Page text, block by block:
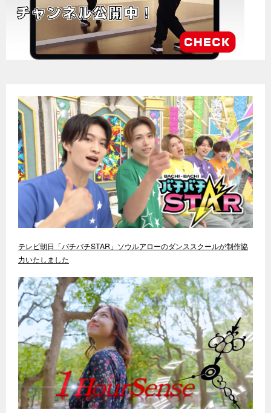
テレビ朝日「バチバチSTAR」ソウルアローのダンススクールが制作協
力いたしました